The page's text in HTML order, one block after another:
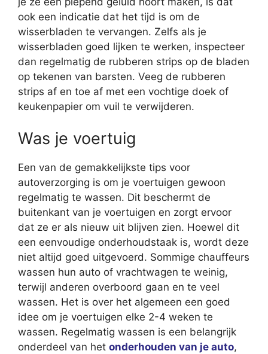
ook een indicatie dat het tijd is om de
wisserbladen te vervangen. Zelfs als je
wisserbladen goed lijken te werken, inspecteer
dan regelmatig de rubberen strips op de bladen
op tekenen van barsten. Veeg de rubberen
strips af en toe af met een vochtige doek of
keukenpapier om vuil te verwijderen.
Was je voertuig
Een van de gemakkelijkste tips voor
autoverzorging is om je voertuigen gewoon
regelmatig te wassen. Dit beschermt de
buitenkant van je voertuigen en zorgt ervoor
dat ze er als nieuw uit blijven zien. Hoewel dit
een eenvoudige onderhoudstaak is, wordt deze
niet altijd goed uitgevoerd. Sommige chauffeurs
wassen hun auto of vrachtwagen te weinig,
terwijl anderen overboord gaan en te veel
wassen. Het is over het algemeen een goed
idee om je voertuigen elke 2-4 weken te
wassen. Regelmatig wassen is een belangrijk
onderdeel van het onderhouden van je auto,